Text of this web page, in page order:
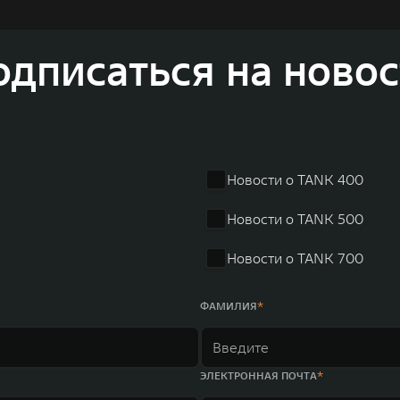
на
Новости о TANK 400
Новости о TANK 500
Новости о TANK 700
ФАМИЛИЯ
ЭЛЕКТРОННАЯ ПОЧТА